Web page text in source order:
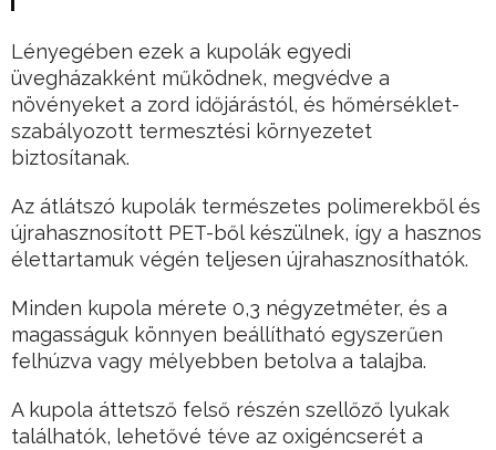
Lényegében ezek a kupolák egyedi
üvegházakként működnek, megvédve a
növényeket a zord időjárástól, és hőmérséklet-
szabályozott termesztési környezetet
biztosítanak.
Az átlátszó kupolák természetes polimerekből és
újrahasznosított PET-ből készülnek, így a hasznos
élettartamuk végén teljesen újrahasznosíthatók.
Minden kupola mérete 0,3 négyzetméter, és a
magasságuk könnyen beállítható egyszerűen
felhúzva vagy mélyebben betolva a talajba.
A kupola áttetsző felső részén szellőző lyukak
találhatók, lehetővé téve az oxigéncserét a